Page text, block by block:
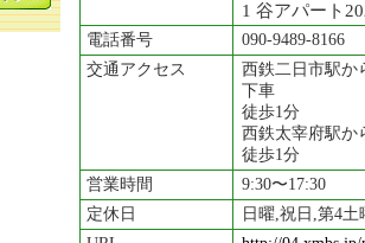
1 谷アパート
電話番号
090-9489-8166
交通アクセス
西鉄二日市駅か
下車
徒歩1分
西鉄太宰府駅か
徒歩1分
営業時間
9:30〜17:30
定休日
日曜,祝日,第4土